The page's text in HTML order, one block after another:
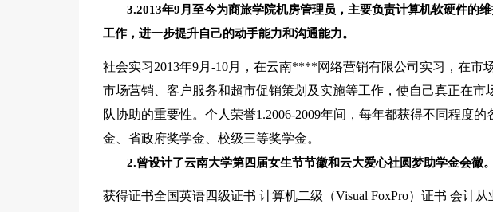
3.2013年9月至今为商旅学院机房管理员，主要负责计算机软硬件的
工作，进一步提升自己的动手能力和沟通能力。
社会实习2013年9月-10月，在云南****网络营销有限公司实习，在市
市场营销、客户服务和超市促销策划及实施等工作，使自己真正在市
队协助的重要性。个人荣誉1.2006-2009年间，每年都获得不同程度
金、省政府奖学金、校级三等奖学金。
2.曾设计了云南大学第四届女生节节徽和云大爱心社圆梦助学金会徽。
获得证书全国英语四级证书 计算机二级（Visual FoxPro）证书 会计